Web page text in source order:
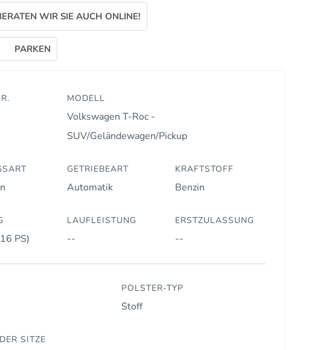
WIR SIE AUCH ONLINE!
PARKEN
MODELL
Volkswagen T-Roc -
SUV/Geländewagen/Pickup
GETRIEBEART
Automatik
KRAFTSTOFF
Benzin
PS)
LAUFLEISTUNG
--
ERSTZULASSUNG
--
POLSTER-TYP
Stoff
SITZE